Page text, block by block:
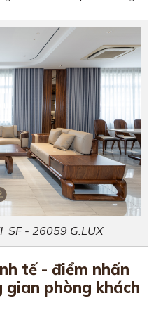
SF - 26059 G.LUX
tế - điểm nhấn
gian phòng khách